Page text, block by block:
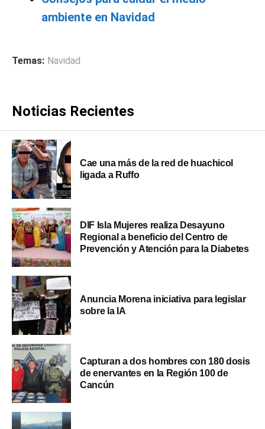
ambiente en Navidad
Temas: Navidad
Noticias Recientes
Cae una más de la red de huachicol
ligada a Ruffo
DIF Isla Mujeres realiza Desayuno
Regional a beneficio del Centro de
Prevención y Atención para la Diabetes
Anuncia Morena iniciativa para legislar
sobre la IA
Capturan a dos hombres con 180 dosis
de enervantes en la Región 100 de
Cancún